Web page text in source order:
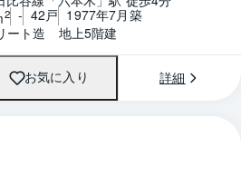
2 - 42戸 1977年7月築
ート造　地上5階建
お気に入り 詳細
1 / 0 間取り